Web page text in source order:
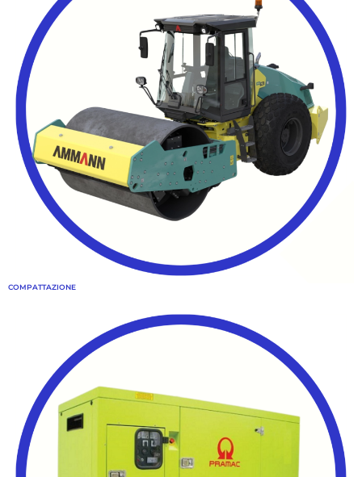
COMPATTAZIONE